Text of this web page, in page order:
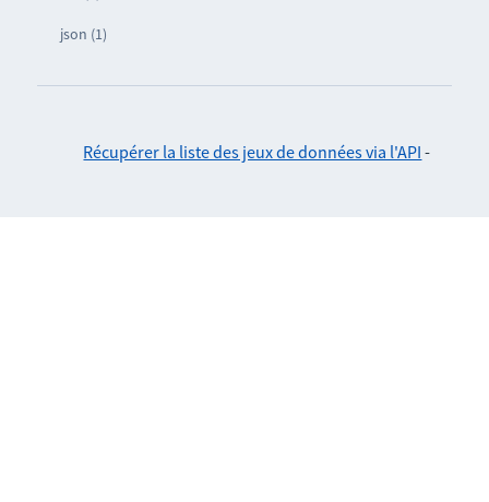
json (1)
Récupérer la liste des jeux de données via l'API -